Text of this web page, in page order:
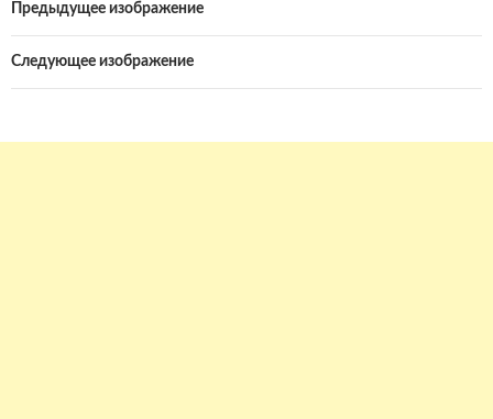
Предыдущее изображение
Следующее изображение